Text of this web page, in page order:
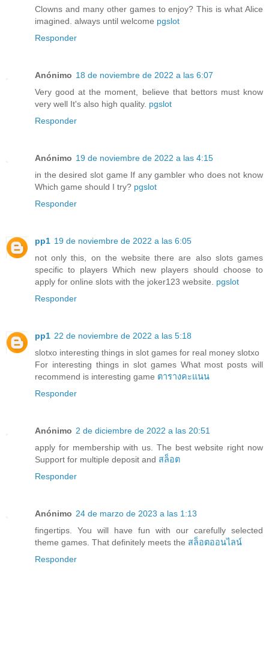
Clowns and many other games to enjoy? This is what Alice
imagined. always until welcome pgslot
Responder
Anónimo 18 de noviembre de 2022 a las 6:07
Very good at the moment, believe that bettors must know
very well It's also high quality. pgslot
Responder
Anónimo 19 de noviembre de 2022 a las 4:15
in the desired slot game If any gambler who does not know
Which game should I try? pgslot
Responder
pp1 19 de noviembre de 2022 a las 6:05
not only this, on the website there are also slots games
specific to players Which new players should choose to
apply for online slots with the joker123 website. pgslot
Responder
pp1 22 de noviembre de 2022 a las 5:18
slotxo interesting things in slot games for real money slotxo
For interesting things in slot games What most posts will
recommend is interesting game ตารางคะแนน
Responder
Anónimo 2 de diciembre de 2022 a las 20:51
apply for membership with us. The best website right now
Support for multiple deposit and สล็อต
Responder
Anónimo 24 de marzo de 2023 a las 1:13
fingertips. You will have fun with our carefully selected
theme games. That definitely meets the สล็อตออนไลน์
Responder